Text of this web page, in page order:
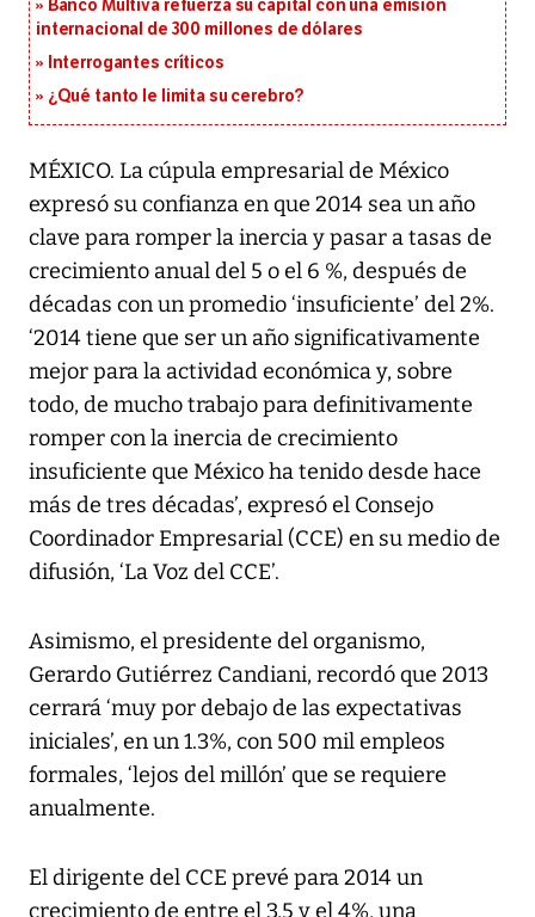
Banco Multiva refuerza su capital con una emisión
internacional de 300 millones de dólares
Interrogantes críticos
¿Qué tanto le limita su cerebro?
MÉXICO. La cúpula empresarial de México
expresó su confianza en que 2014 sea un año
clave para romper la inercia y pasar a tasas de
crecimiento anual del 5 o el 6 %, después de
décadas con un promedio ‘insuficiente’ del 2%.
‘2014 tiene que ser un año significativamente
mejor para la actividad económica y, sobre
todo, de mucho trabajo para definitivamente
romper con la inercia de crecimiento
insuficiente que México ha tenido desde hace
más de tres décadas’, expresó el Consejo
Coordinador Empresarial (CCE) en su medio de
difusión, ‘La Voz del CCE’.
Asimismo, el presidente del organismo,
Gerardo Gutiérrez Candiani, recordó que 2013
cerrará ‘muy por debajo de las expectativas
iniciales’, en un 1.3%, con 500 mil empleos
formales, ‘lejos del millón’ que se requiere
anualmente.
El dirigente del CCE prevé para 2014 un
crecimiento de entre el 3,5 y el 4%, una